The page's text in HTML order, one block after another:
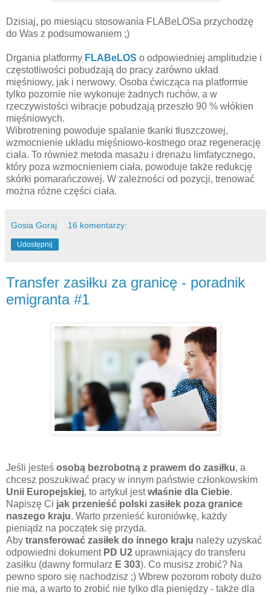
Dzisiaj, po miesiącu stosowania FLABeLOSa przychodzę
do Was z podsumowaniem ;)
Drgania platformy FLABeLOS o odpowiedniej amplitudzie i
częstotliwości pobudzają do pracy zarówno układ
mięśniowy, jak i nerwowy. Osoba ćwicząca na platformie
tylko pozornie nie wykonuje żadnych ruchów, a w
rzeczywistości wibracje pobudzają przeszło 90 % włókien
mięśniowych.
Wibrotrening powoduje spalanie tkanki tłuszczowej,
wzmocnienie układu mięśniowo-kostnego oraz regenerację
ciała. To również metoda masażu i drenażu limfatycznego,
który poza wzmocnieniem ciała, powoduje także redukcję
skórki pomarańczowej. W zależności od pozycji, trenować
można różne części ciała.
Gosia Goraj 16 komentarzy:
Udostępnij
Transfer zasiłku za granicę - poradnik
emigranta #1
Jeśli jesteś osobą bezrobotną z prawem do zasiłku, a
chcesz poszukiwać pracy w innym państwie członkowskim
Unii Europejskiej, to artykuł jestwłaśnie dla Ciebie.
Napiszę Ci jak przenieść polski zasiłek poza granice
naszego kraju. Warto przenieść kuroniówkę, każdy
pieniądz na początek się przyda.
Aby transferować zasiłek do innego kraju należy uzyskać
odpowiedni dokument PD U2 uprawniający do transferu
zasiłku (dawny formularz E 303). Co musisz zrobić? Na
pewno sporo się nachodzisz ;) Wbrew pozorom roboty dużo
nie ma, a warto to zrobić nie tylko dla pieniędzy - także dla